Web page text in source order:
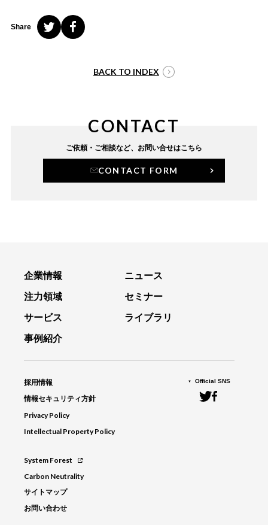
Share
BACK TO INDEX
CONTACT
ご依頼・ご相談など、 お問い合せはこちら
CONTACT FORM
企業情報
注力領域
サービス
事例紹介
ニュース
セミナー
ライブラリ
採用情報
情報セキュリティ方針
Privacy Policy
Intellectual Property Policy
System Forest
Carbon Neutrality
サイトマップ
お問い合わせ
Official SNS